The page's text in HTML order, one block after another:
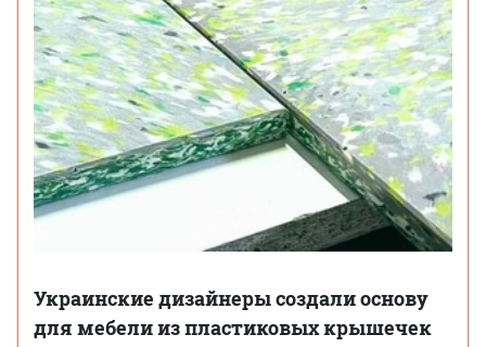
Украинские дизайнеры создали основу
для мебели из пластиковых крышечек